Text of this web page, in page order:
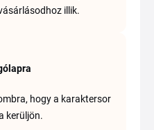
illik.
hogy a karaktersor
kerüljön.